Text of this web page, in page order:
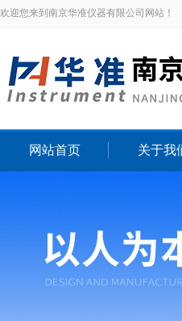
欢迎您来到南京华准仪器有限公司网站！
网站首页 关于我